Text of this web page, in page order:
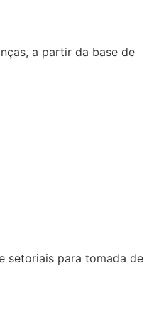
a partir da base de
setoriais para tomada de